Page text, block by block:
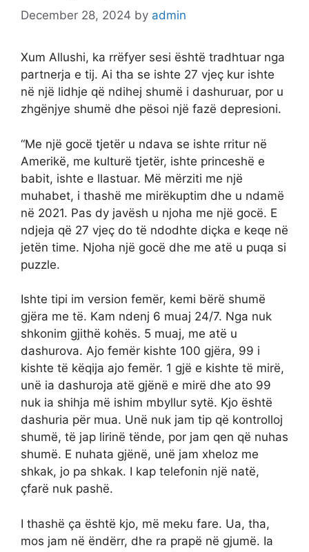
December 28, 2024 by admin
Xum Allushi, ka rrëfyer sesi është tradhtuar nga
partnerja e tij. Ai tha se ishte 27 vjeç kur ishte
në një lidhje që ndihej shumë i dashuruar, por u
zhgënjye shumë dhe pësoi një fazë depresioni.
“Me një gocë tjetër u ndava se ishte rritur në
Amerikë, me kulturë tjetër, ishte princeshë e
babit, ishte e llastuar. Më mërziti me një
muhabet, i thashë me mirëkuptim dhe u ndamë
në 2021. Pas dy javësh u njoha me një gocë. E
ndjeja që 27 vjeç do të ndodhte diçka e keqe në
jetën time. Njoha një gocë dhe me atë u puqa si
puzzle.
Ishte tipi im version femër, kemi bërë shumë
gjëra me të. Kam ndenj 6 muaj 24/7. Nga nuk
shkonim gjithë kohës. 5 muaj, me atë u
dashurova. Ajo femër kishte 100 gjëra, 99 i
kishte të këqija ajo femër. 1 gjë e kishte të mirë,
unë ia dashuroja atë gjënë e mirë dhe ato 99
nuk ia shihja më ishim mbyllur sytë. Kjo është
dashuria për mua. Unë nuk jam tip që kontrolloj
shumë, të jap lirinë tënde, por jam qen që nuhas
shumë. E nuhata gjënë, unë jam xheloz me
shkak, jo pa shkak. I kap telefonin një natë,
çfarë nuk pashë.
I thashë ça është kjo, më meku fare. Ua, tha,
mos jam në ëndërr, dhe ra prapë në gjumë. Ia